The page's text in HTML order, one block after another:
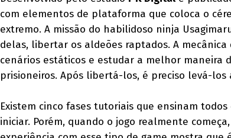
com elementos de plataforma que coloca o
extremo. A missão do habilidoso ninja
delas, libertar os aldeões raptados. A
cenários estáticos e estudar a melhor maneira
prisioneiros. Após libertá-los, é preciso levá-
Existem cinco fases tutoriais que ensinam
iniciar. Porém, quando o jogo realmente